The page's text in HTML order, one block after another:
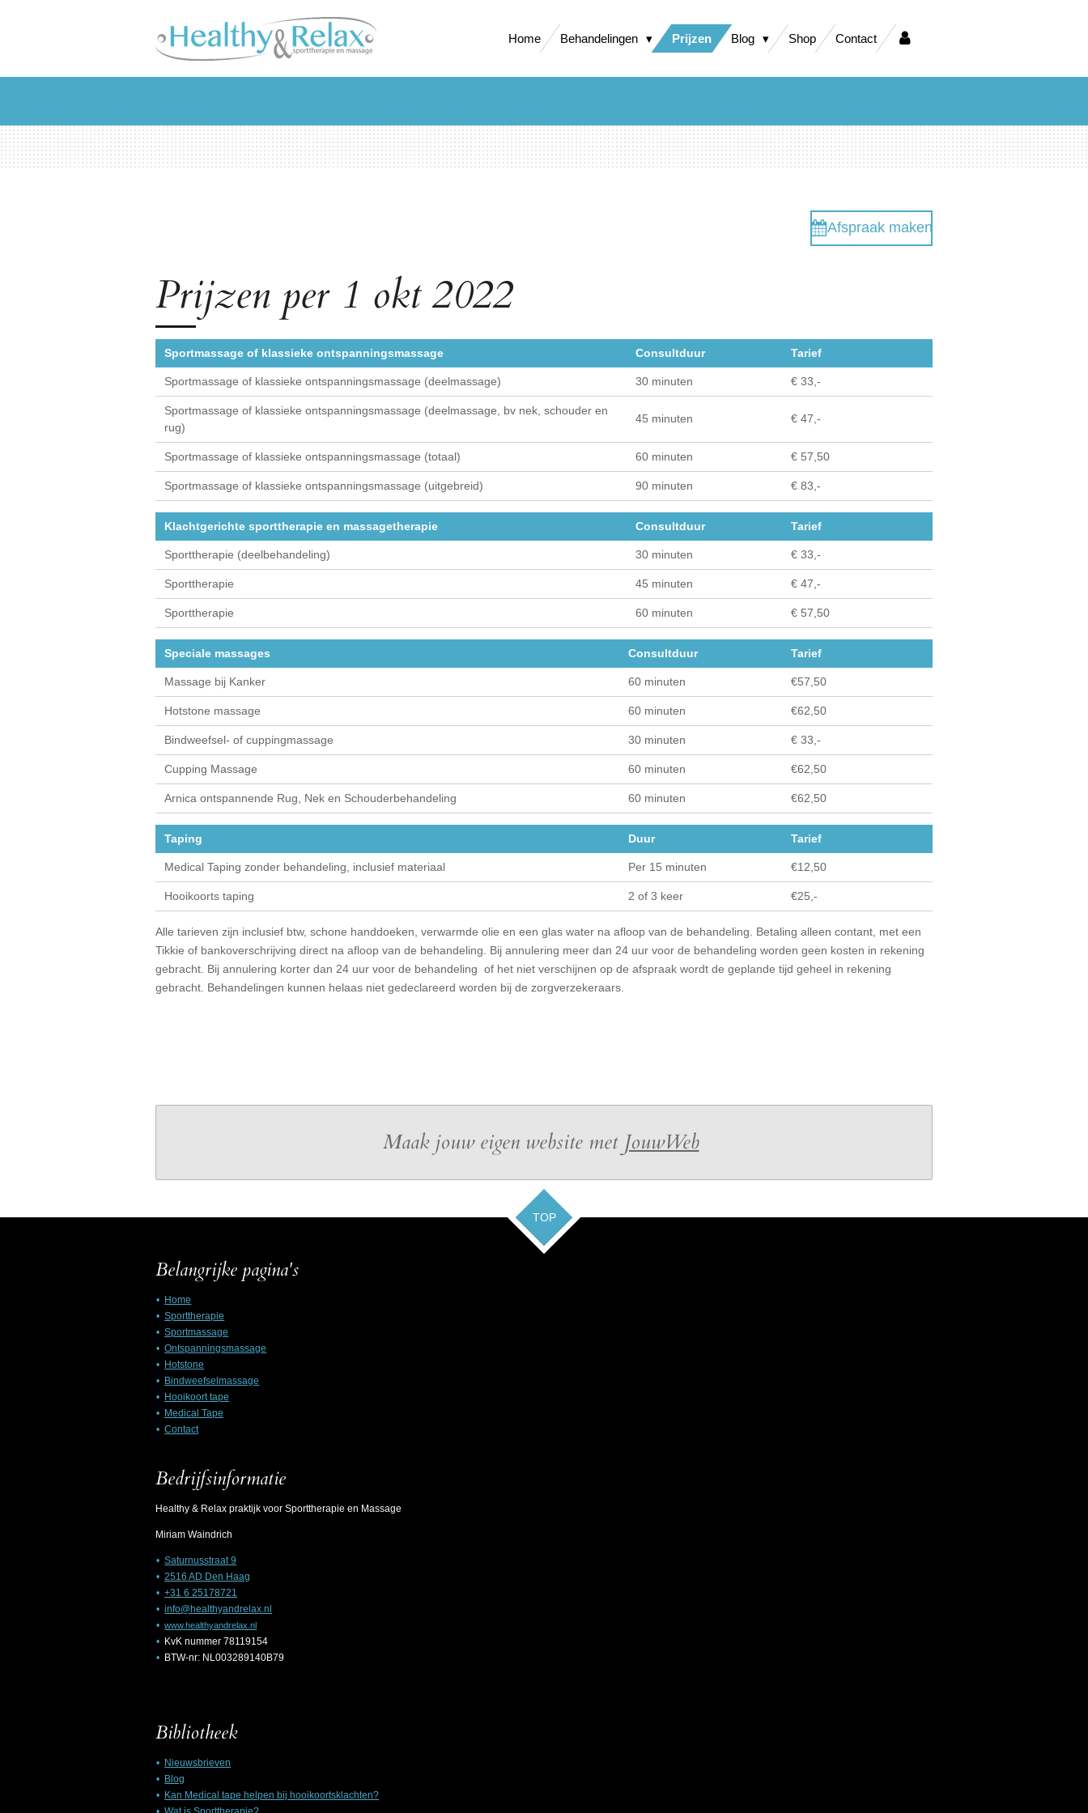
Home Behandelingen Prijzen Blog Shop Contact
Afspraak maken
Prijzen per 1 okt 2022
Sportmassage of klassieke ontspanningsmassage Consultduur Tarief
Sportmassage of klassieke ontspanningsmassage (deelmassage) 30 minuten € 33,-
Sportmassage of klassieke ontspanningsmassage (deelmassage, bv nek, schouder en
rug)
45 minuten € 47,-
Sportmassage of klassieke ontspanningsmassage (totaal) 60 minuten € 57,50
Sportmassage of klassieke ontspanningsmassage (uitgebreid) 90 minuten € 83,-
Klachtgerichte sporttherapie en massagetherapie Consultduur Tarief
Sporttherapie (deelbehandeling) 30 minuten € 33,-
Sporttherapie 45 minuten € 47,-
Sporttherapie 60 minuten € 57,50
Speciale massages Consultduur Tarief
Massage bij Kanker 60 minuten €57,50
Hotstone massage 60 minuten €62,50
Bindweefsel- of cuppingmassage 30 minuten € 33,-
Cupping Massage 60 minuten €62,50
Arnica ontspannende Rug, Nek en Schouderbehandeling 60 minuten €62,50
Taping Duur Tarief
Medical Taping zonder behandeling, inclusief materiaal Per 15 minuten €12,50
Hooikoorts taping 2 of 3 keer €25,-
Alle tarieven zijn inclusief btw, schone handdoeken, verwarmde olie en een glas water na afloop van de behandeling. Betaling alleen contant, met een
Tikkie of bankoverschrijving direct na afloop van de behandeling. Bij annulering meer dan 24 uur voor de behandeling worden geen kosten in rekening
gebracht. Bij annulering korter dan 24 uur voor de behandeling of het niet verschijnen op de afspraak wordt de geplande tijd geheel in rekening
gebracht. Behandelingen kunnen helaas niet gedeclareerd worden bij de zorgverzekeraars.
Maak jouw eigen website met JouwWeb
TOP
Belangrijke pagina's
Home
Sporttherapie
Sportmassage
Ontspanningsmassage
Hotstone
Bindweefselmassage
Hooikoort tape
Medical Tape
Contact
Bedrijfsinformatie
Healthy & Relax praktijk voor Sporttherapie en Massage
Miriam Waindrich
Saturnusstraat 9
2516 AD Den Haag
+31 6 25178721
info@healthyandrelax.nl
www.healthyandrelax.nl
KvK nummer 78119154
BTW-nr: NL003289140B79
Bibliotheek
Nieuwsbrieven
Blog
Kan Medical tape helpen bij hooikoortsklachten?